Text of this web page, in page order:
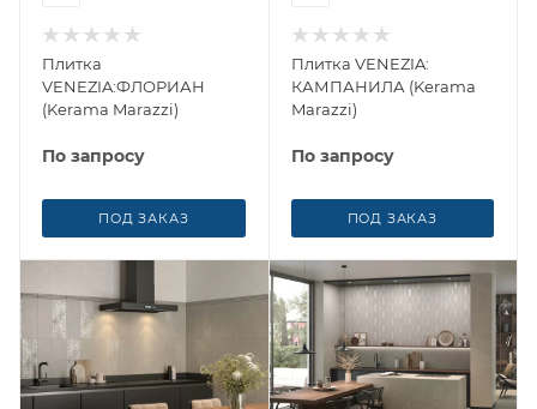
Плитка
VENEZIA:ФЛОРИАН
(Kerama Marazzi)
По запросу
ПОД ЗАКАЗ
Плитка VENEZIA:
КАМПАНИЛА (Kerama
Marazzi)
По запросу
ПОД ЗАКАЗ